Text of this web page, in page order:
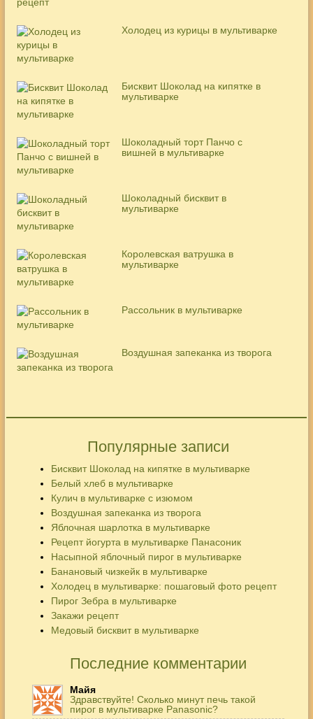
Холодец из курицы в мультиварке
Бисквит Шоколад на кипятке в
мультиварке
Шоколадный торт Панчо с
вишней в мультиварке
Шоколадный бисквит в
мультиварке
Королевская ватрушка в
мультиварке
Рассольник в мультиварке
Воздушная запеканка из творога
Популярные записи
Бисквит Шоколад на кипятке в мультиварке
Белый хлеб в мультиварке
Кулич в мультиварке с изюмом
Воздушная запеканка из творога
Яблочная шарлотка в мультиварке
Рецепт йогурта в мультиварке Панасоник
Насыпной яблочный пирог в мультиварке
Банановый чизкейк в мультиварке
Холодец в мультиварке: пошаговый фото рецепт
Пирог Зебра в мультиварке
Закажи рецепт
Медовый бисквит в мультиварке
Последние комментарии
Майя
Здравствуйте! Сколько минут печь такой
пирог в мультиварке Panasonic?